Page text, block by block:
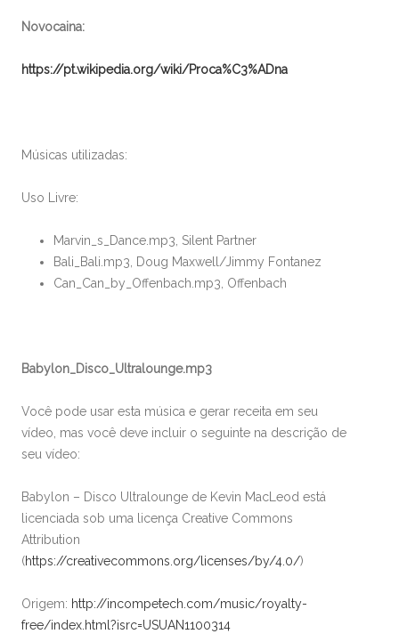
Novocaina:
https://pt.wikipedia.org/wiki/Proca%C3%ADna
Músicas utilizadas:
Uso Livre:
Marvin_s_Dance.mp3, Silent Partner
Bali_Bali.mp3, Doug Maxwell/Jimmy Fontanez
Can_Can_by_Offenbach.mp3, Offenbach
Babylon_Disco_Ultralounge.mp3
Você pode usar esta música e gerar receita em seu
vídeo, mas você deve incluir o seguinte na descrição de
seu vídeo:
Babylon – Disco Ultralounge de Kevin MacLeod está
licenciada sob uma licença Creative Commons
Attribution
(https://creativecommons.org/licenses/by/4.0/)
Origem: http://incompetech.com/music/royalty-
free/index.html?isrc=USUAN1100314